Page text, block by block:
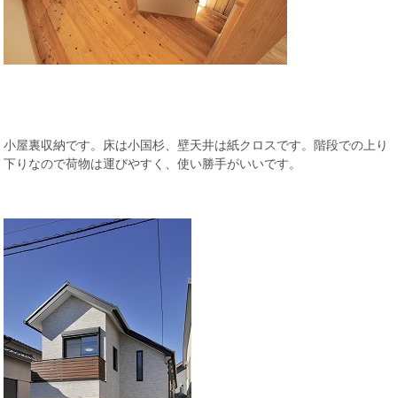
小屋裏収納です。床は小国杉、壁天井は紙クロスです。階段での上り
下りなので荷物は運びやすく、使い勝手がいいです。